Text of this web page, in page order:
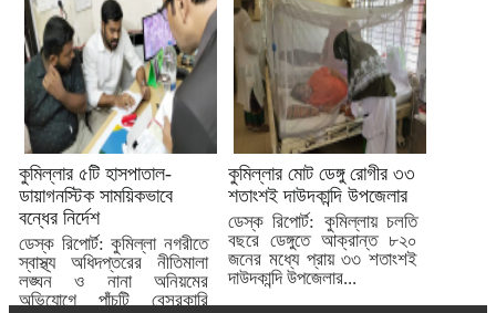
কুমিল্লার ৫টি হাসপাতাল-
ডায়াগনস্টিক সাময়িকভাবে
বন্ধের নির্দেশ
ডেস্ক রিপোর্ট: কুমিল্লা নগরীতে
স্বাস্থ্য অধিদপ্তরের নীতিমালা
লঙ্ঘন ও নানা অনিয়মের
অভিযোগে পাঁচটি বেসরকারি
কুমিল্লার মোট ডেঙ্গু রোগীর ৩৩
শতাংশই দাউদকান্দি উপজেলার
ডেস্ক রিপোর্ট: কুমিল্লায় চলতি
বছরে ডেঙ্গুতে আক্রান্ত ৮২০
জনের মধ্যে প্রায় ৩৩ শতাংশই
দাউদকান্দি উপজেলার...